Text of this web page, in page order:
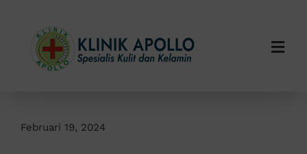
content
Februari 19, 2024